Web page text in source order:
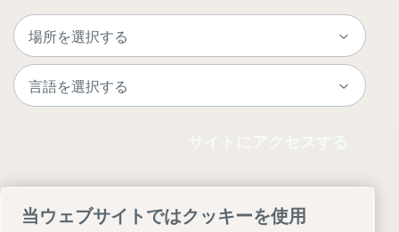
当ウェブサイトではクッキーを使用